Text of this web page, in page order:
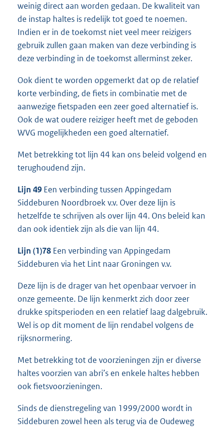
weinig direct aan worden gedaan. De kwaliteit van
de instap haltes is redelijk tot goed te noemen.
Indien er in de toekomst niet veel meer reizigers
gebruik zullen gaan maken van deze verbinding is
deze verbinding in de toekomst allerminst zeker.
Ook dient te worden opgemerkt dat op de relatief
korte verbinding, de fiets in combinatie met de
aanwezige fietspaden een zeer goed alternatief is.
Ook de wat oudere reiziger heeft met de geboden
WVG mogelijkheden een goed alternatief.
Met betrekking tot lijn 44 kan ons beleid volgend en
terughoudend zijn.
Lijn 49 Een verbinding tussen Appingedam
Siddeburen Noordbroek v.v. Over deze lijn is
hetzelfde te schrijven als over lijn 44. Ons beleid kan
dan ook identiek zijn als die van lijn 44.
Lijn (1)78 Een verbinding van Appingedam
Siddeburen via het Lint naar Groningen v.v.
Deze lijn is de drager van het openbaar vervoer in
onze gemeente. De lijn kenmerkt zich door zeer
drukke spitsperioden en een relatief laag dalgebruik.
Wel is op dit moment de lijn rendabel volgens de
rijksnormering.
Met betrekking tot de voorzieningen zijn er diverse
haltes voorzien van abri’s en enkele haltes hebben
ook fietsvoorzieningen.
Sinds de dienstregeling van 1999/2000 wordt in
Siddeburen zowel heen als terug via de Oudeweg